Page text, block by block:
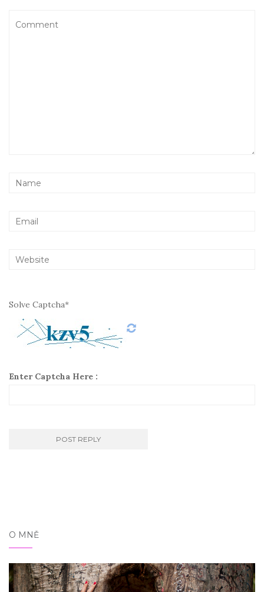
Solve Captcha*
Enter Captcha Here :
O MNĚ